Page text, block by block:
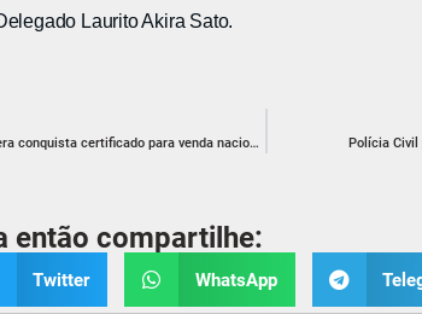
Laurito Akira Sato.
Agroindústria da Região Carbonífera conquista certificado para venda nacional Polícia Civil
então compartilhe:
Twitter WhatsApp